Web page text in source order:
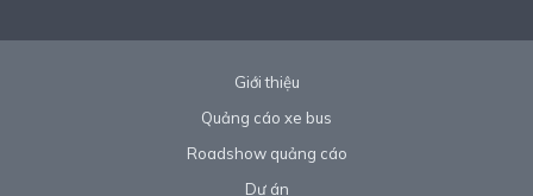
Giới thiệu
Quảng cáo xe bus
Roadshow quảng cáo
Dự án